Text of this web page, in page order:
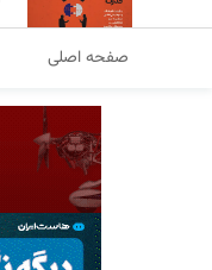
صفحه اصلی